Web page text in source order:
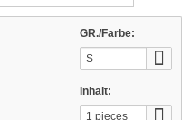
GR./Farbe:
S
Inhalt:
1 pieces